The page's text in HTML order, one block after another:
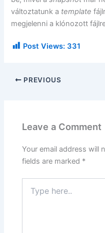
változtatunk a template
megjelenni a klónozott
Post Views: 331
PREVIOUS
Leave a Comment
Your email address will
fields are marked *
here..